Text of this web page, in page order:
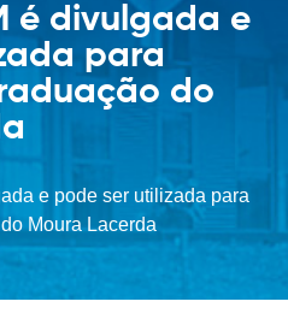
é divulgada e
para
do
e pode ser utilizada para
Moura Lacerda